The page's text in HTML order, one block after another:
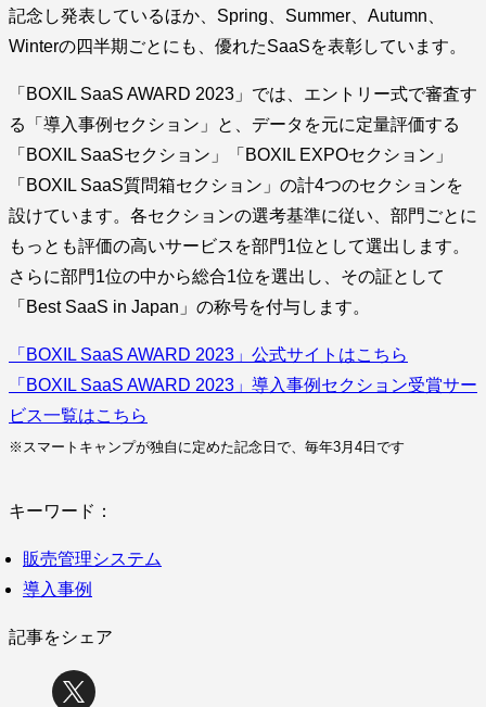
記念し発表しているほか、Spring、Summer、Autumn、
Winterの四半期ごとにも、優れたSaaSを表彰しています。
「BOXIL SaaS AWARD 2023」では、エントリー式で審査す
る「導入事例セクション」と、データを元に定量評価する
「BOXIL SaaSセクション」「BOXIL EXPOセクション」
「BOXIL SaaS質問箱セクション」の計4つのセクションを
設けています。各セクションの選考基準に従い、部門ごとに
もっとも評価の高いサービスを部門1位として選出します。
さらに部門1位の中から総合1位を選出し、その証として
「Best SaaS in Japan」の称号を付与します。
「BOXIL SaaS AWARD 2023」公式サイトはこちら
「BOXIL SaaS AWARD 2023」導入事例セクション受賞サー
ビス一覧はこちら
※スマートキャンプが独自に定めた記念日で、毎年3月4日です
キーワード：
販売管理システム
導入事例
記事をシェア